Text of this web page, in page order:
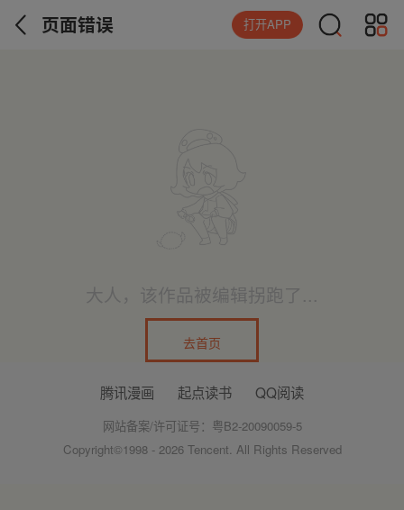
页面错误 打开APP
大人，该作品被编辑拐跑了...
去首页
腾讯漫画 起点读书 QQ阅读
网站备案/许可证号：粤B2-20090059-5
Copyright©1998 - 2026 Tencent. All Rights Reserved